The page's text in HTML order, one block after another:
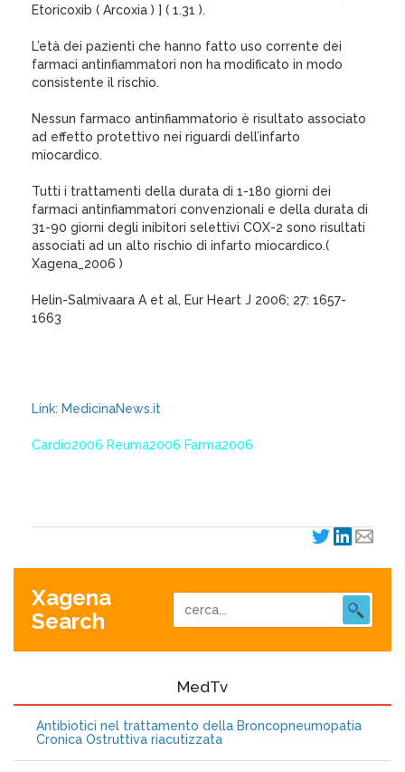
Etoricoxib ( Arcoxia ) ] ( 1.31 ).
L’età dei pazienti che hanno fatto uso corrente dei
farmaci antinfiammatori non ha modificato in modo
consistente il rischio.
Nessun farmaco antinfiammatorio è risultato associato
ad effetto protettivo nei riguardi dell’infarto
miocardico.
Tutti i trattamenti della durata di 1-180 giorni dei
farmaci antinfiammatori convenzionali e della durata di
31-90 giorni degli inibitori selettivi COX-2 sono risultati
associati ad un alto rischio di infarto miocardico.(
Xagena_2006 )
Helin-Salmivaara A et al, Eur Heart J 2006; 27: 1657-
1663
Link: MedicinaNews.it
Cardio2006 Reuma2006 Farma2006
Xagena
Search
MedTv
Antibiotici nel trattamento della Broncopneumopatia
Cronica Ostruttiva riacutizzata